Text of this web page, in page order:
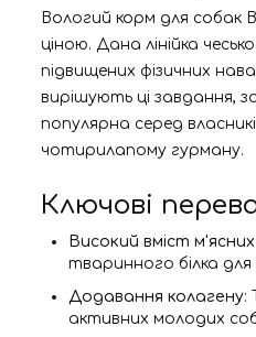
Вологий корм для собак
ціною. Дана лінійка
підвищених фізичних
вирішують ці завдання,
популярна серед
чотирилапому гурману.
Ключові
Високий вміст м'ясних
тваринного білка
Додавання колагену:
активних молодих